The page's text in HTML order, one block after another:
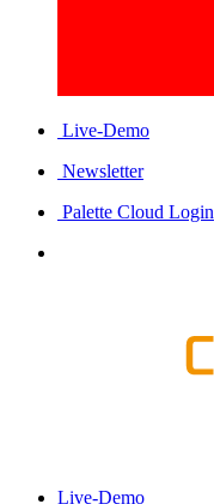
Live-Demo
Newsletter
Palette Cloud Login
Live-Demo